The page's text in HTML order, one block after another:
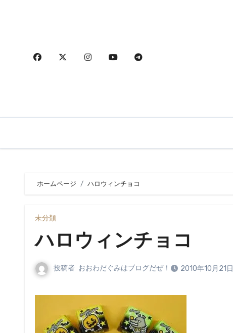
ホームページ ハロウィンチョコ
未分類
ハロウィンチョコ
投稿者 おおわだぐみはブログだぜ！ 2010年10月21日